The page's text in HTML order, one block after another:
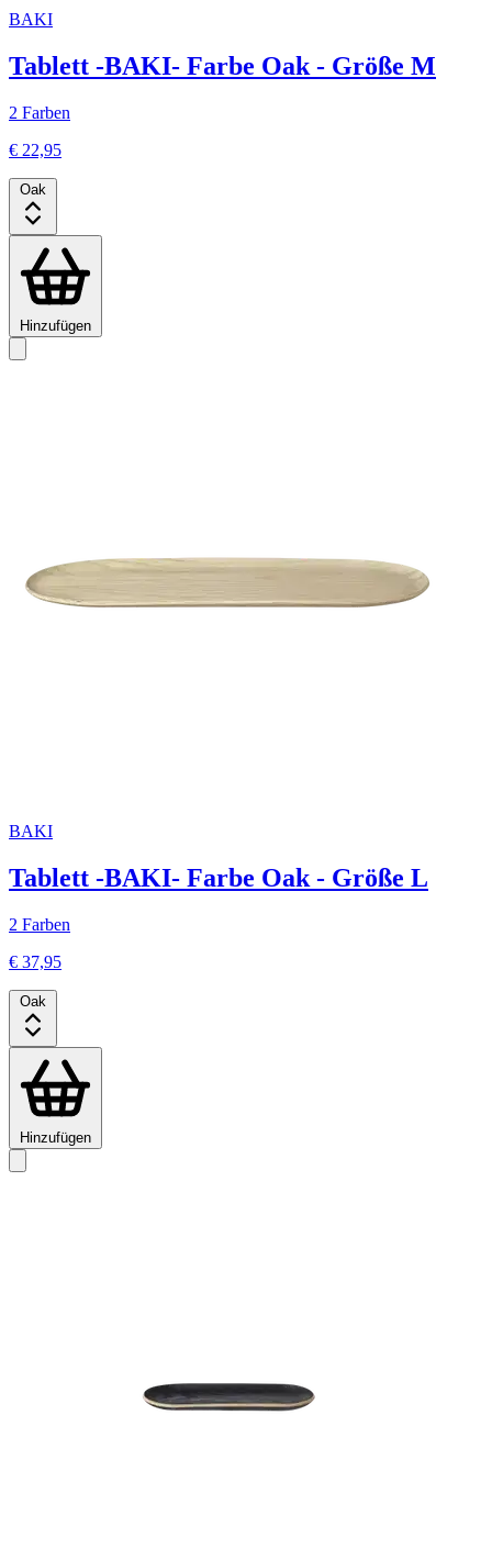
BAKI
Tablett -BAKI- Farbe Oak - Größe M
2 Farben
€ 22,95
Oak
Hinzufügen
BAKI
Tablett -BAKI- Farbe Oak - Größe L
2 Farben
€ 37,95
Oak
Hinzufügen